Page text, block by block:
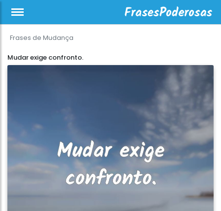
Frases de Mudança
Mudar exige confronto.